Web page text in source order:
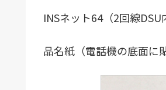
INSネット64（2回線
品名紙（電話機の底面に